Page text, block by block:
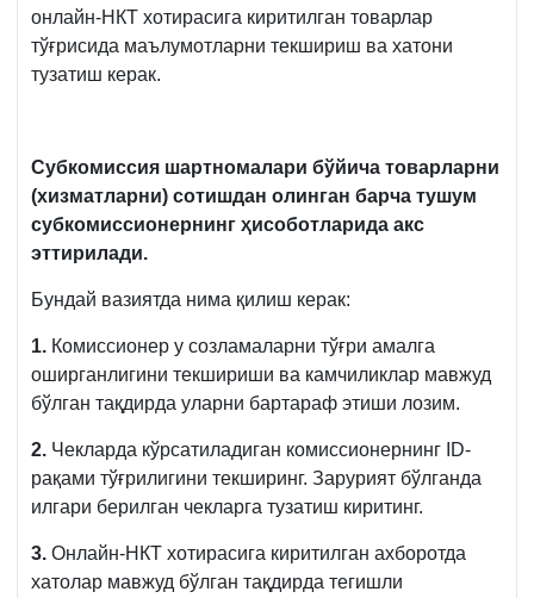
онлайн-НКТ хотирасига киритилган товарлар
тўғрисида маълумотларни текшириш ва хатони
тузатиш керак.
Субкомиссия шартномалари бўйича товарларни
(хизматларни) сотишдан олинган барча тушум
субкомиссионернинг ҳисоботларида акс
эттирилади.
Бундай вазиятда нима қилиш керак:
1. Комиссионер у созламаларни тўғри амалга
оширганлигини текшириши ва камчиликлар мавжуд
бўлган тақдирда уларни бартараф этиши лозим.
2. Чекларда кўрсатиладиган комиссионернинг ID-
рақами тўғрилигини текширинг. Зарурият бўлганда
илгари берилган чекларга тузатиш киритинг.
3. Онлайн-НКТ хотирасига киритилган ахборотда
хатолар мавжуд бўлган тақдирда тегишли